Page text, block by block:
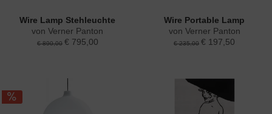
Wire Lamp Stehleuchte
von Verner Panton
€ 890,00 € 795,00
Wire Portable Lamp
von Verner Panton
€ 235,00 € 197,50